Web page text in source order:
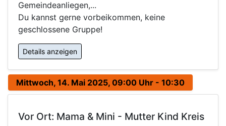
Gemeindeanliegen,...
Du kannst gerne vorbeikommen, keine
geschlossene Gruppe!
Details anzeigen
Mittwoch, 14. Mai 2025, 09:00 Uhr - 10:30
Vor Ort: Mama & Mini - Mutter Kind Kreis